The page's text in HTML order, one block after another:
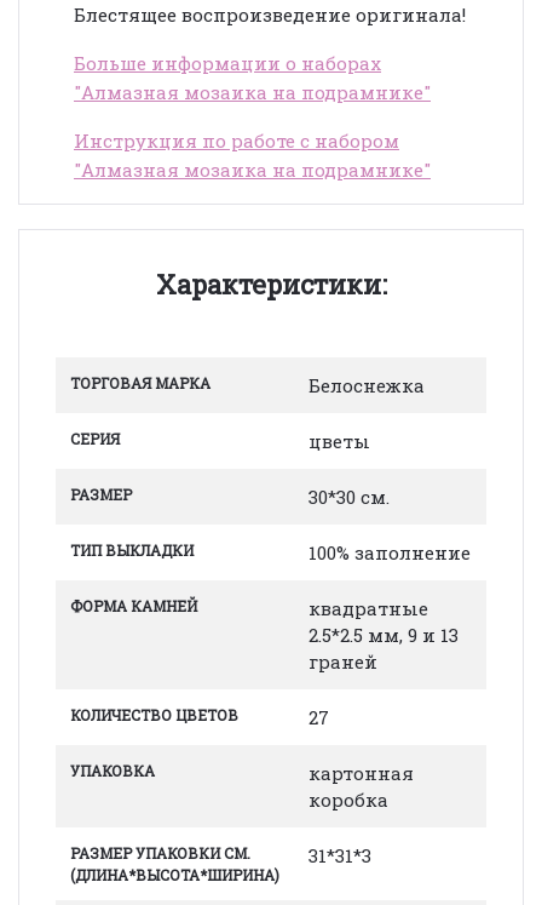
Блестящее воспроизведение оригинала!
Больше информации о наборах
"Алмазная мозаика на подрамнике"
Инструкция по работе с набором
"Алмазная мозаика на подрамнике"
Характеристики:
ТОРГОВАЯ МАРКА Белоснежка
СЕРИЯ цветы
РАЗМЕР 30*30 см.
ТИП ВЫКЛАДКИ 100% заполнение
ФОРМА КАМНЕЙ
квадратные
2.5*2.5 мм, 9 и 13
граней
КОЛИЧЕСТВО ЦВЕТОВ 27
УПАКОВКА
картонная
коробка
РАЗМЕР УПАКОВКИ СМ.
(ДЛИНА*ВЫСОТА*ШИРИНА)
31*31*3